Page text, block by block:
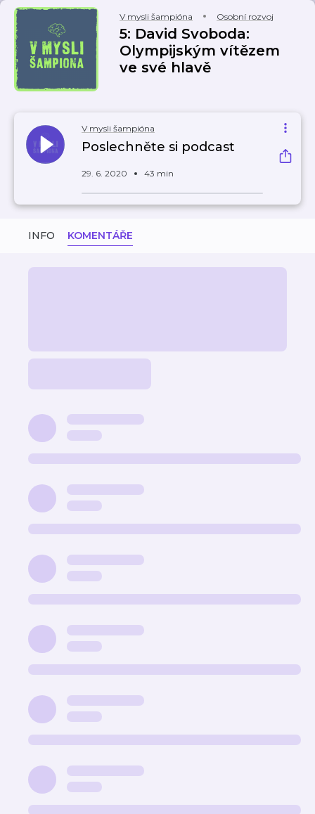
V mysli šampióna Osobní rozvoj
5: David Svoboda:
Olympijským vítězem
ve své hlavě
V mysli šampióna
Poslechněte si podcast
29. 6. 2020 43 min
INFO KOMENTÁŘE